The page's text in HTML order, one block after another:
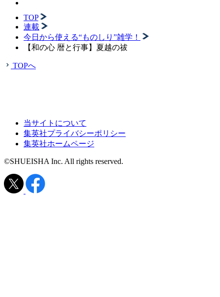
TOP
連載
今日から使える“ものしり”雑学！
【和の心 暦と行事】夏越の祓
TOPへ
当サイトについて
集英社プライバシーポリシー
集英社ホームページ
©SHUEISHA Inc. All rights reserved.